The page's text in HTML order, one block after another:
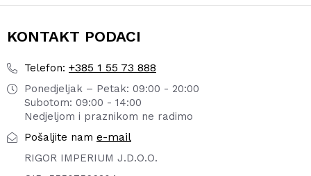
KONTAKT PODACI
Telefon: +385 1 55 73 888
Ponedjeljak – Petak: 09:00 - 20:00
Subotom: 09:00 - 14:00
Nedjeljom i praznikom ne radimo
Pošaljite nam e-mail
RIGOR IMPERIUM J.D.O.O.